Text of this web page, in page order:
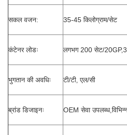
सकल वजन: 35-45 किलोग्राम/सेट
कंटेनर लोडः लगभग 200 सेट/
भुगतान की अवधिः टी/टी, एल/सी
ब्रांड डिजाइनः OEM सेवा